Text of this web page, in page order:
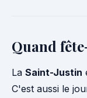
Quand
La Saint-Justin
C'est aussi le